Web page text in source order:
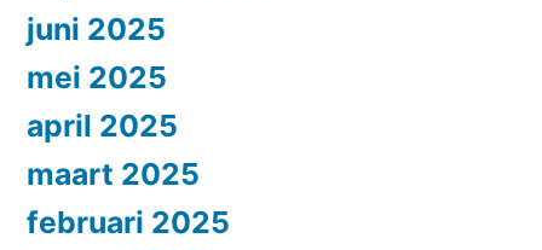
juni 2025
mei 2025
april 2025
maart 2025
februari 2025